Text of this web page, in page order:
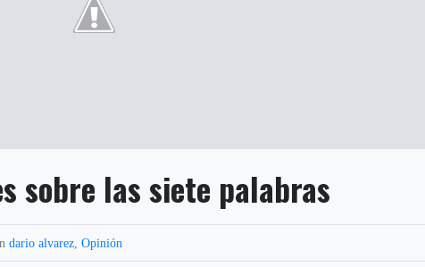
sobre las siete palabras
dario alvarez ,Opinión